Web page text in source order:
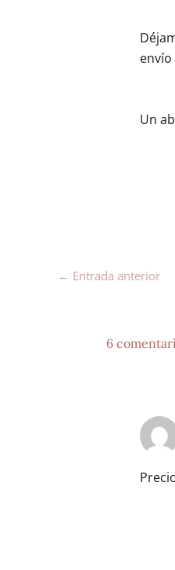
Un
← Entrada anterior
6